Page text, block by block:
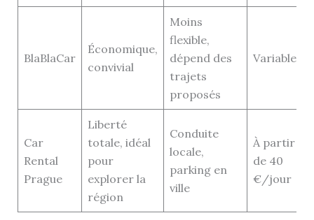
BlaBlaCar
Économique,
convivial
Moins
flexible,
dépend des
trajets
proposés
Variable
Car
Rental
Prague
Liberté
totale, idéal
pour
explorer la
région
Conduite
locale,
parking en
ville
À partir
de 40
€/jour